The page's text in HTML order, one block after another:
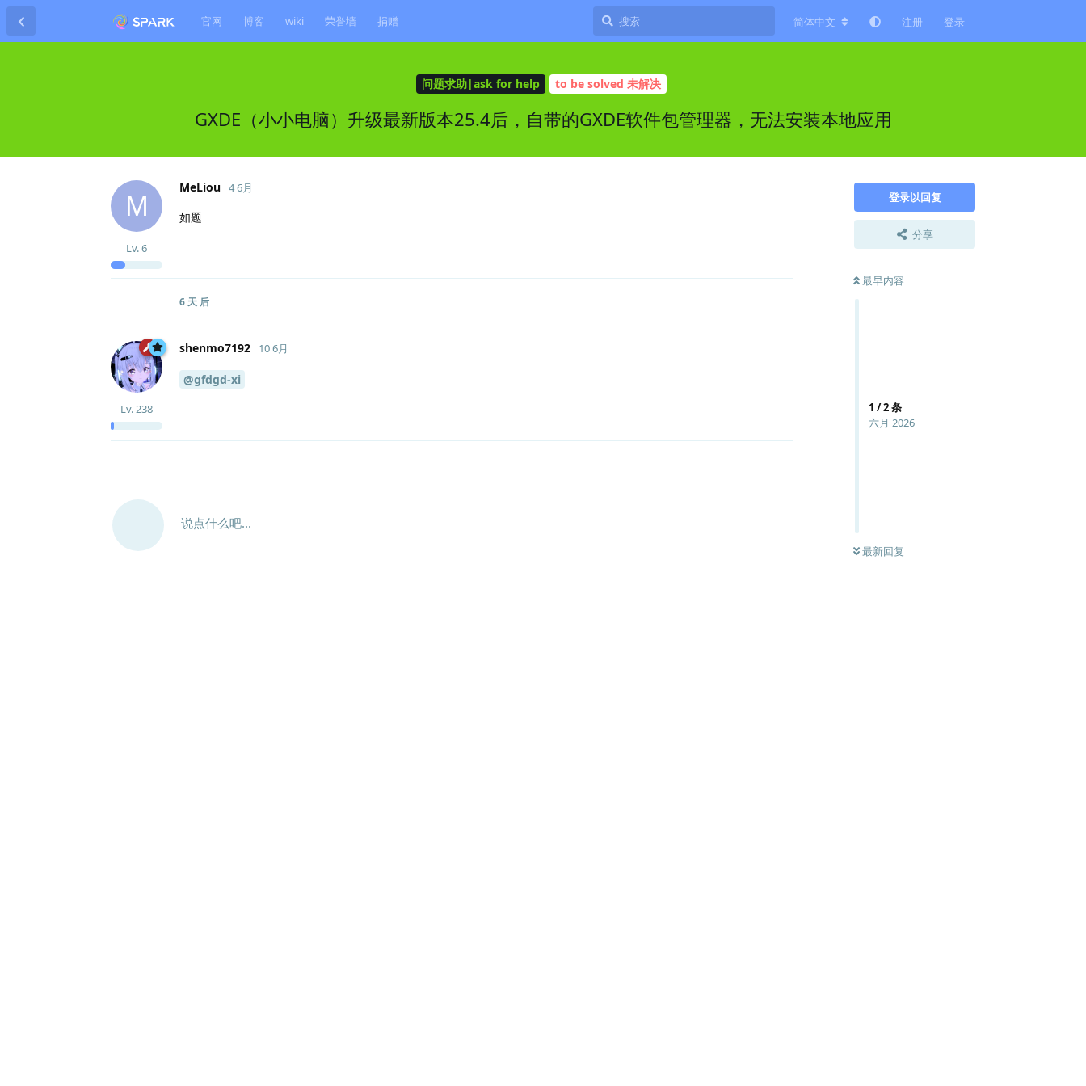
官网 博客 wiki 荣誉墙 捐赠 简体中文 注册 登录
问题求助|ask for help to be solved 未解决
GXDE（小小电脑）升级最新版本25.4后，自带的GXDE软件包管理器，无法安装本地应用
登录以回复
分享
最早内容
1 /2条
六月 2026
最新回复
M
MeLiou
Lv.6
4 6月
如题
6 天 后
shenmo7192
Lv.238
10 6月
@gfdgd-xi
说点什么吧...